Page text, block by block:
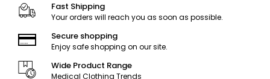
Fast Shipping
Your orders will reach you as soon as possible.
Secure shopping
Enjoy safe shopping on our site.
Wide Product Range
Medical Clothing Trends